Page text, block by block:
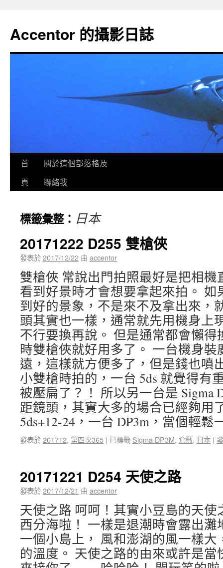
Accentor 的攝影日誌
首
頁
關於這個部落格及
聯絡我
標籤彙整： 日本
20171222 D255 雙槍俠
發表於2017/12/22 由 accentor
雙槍俠 常說出門拍照最好是把相
看到好景時才會想要拿起來拍。
到好的景象，不是來不及拿出來，
頭其實也一樣，通常就先用機身上
不行要換再說。 但是通常都會懶
時雙槍俠就好用多了。 一台機身
遠，這樣就方便多了，但是錢也噴
小雙槍時拍的，一台 5ds 就覺得有
被壓扁了？！ 所以另一台是 Sigma
距鏡頭，其實大多的場合已經夠用
5ds+12-24，一台 DP3m，當個輕
發表於201712, 第四次365 | 已標籤 Sigma DP3M, 倉敷, 日本 |
20171221 D254 天使之路
發表於2017/12/21 由 accentor
天使之路 呵呵！其實小豆島的天
西分海啦！ 一樣是退潮時會露出
一個小島上， 風和澎湖的風一樣
的溫度。 天使之路的由來或許是